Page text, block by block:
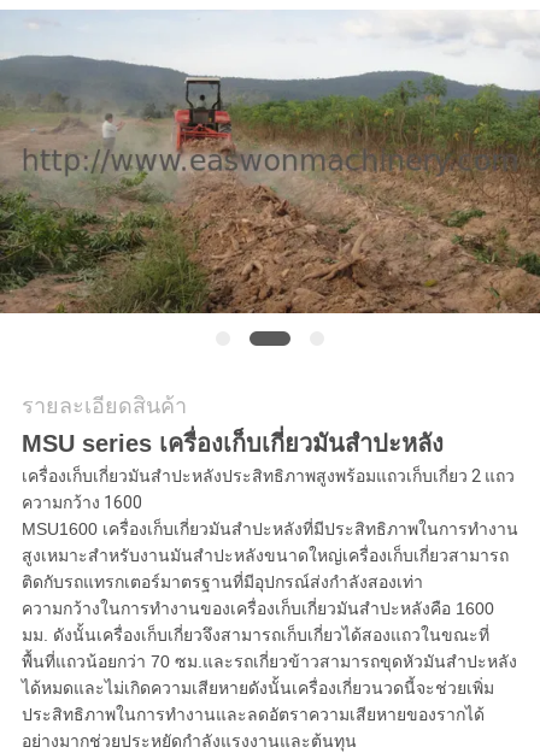
ขอ
ใบ
เสนอ
ราคา
แผนผัง
PRIVACY
POLICY
รายละเอียดสินค้า
MSU series เครื่องเก็บเกี่ยวมันสำปะหลัง
เครื่องเก็บเกี่ยวมันสำปะหลังประสิทธิภาพสูงพร้อมแถวเก็บเกี่ยว 2 แถว
ความกว้าง 1600
MSU1600 เครื่องเก็บเกี่ยวมันสำปะหลังที่มีประสิทธิภาพในการทำงาน
สูงเหมาะสำหรับงานมันสำปะหลังขนาดใหญ่เครื่องเก็บเกี่ยวสามารถ
ติดกับรถแทรกเตอร์มาตรฐานที่มีอุปกรณ์ส่งกำลังสองเท่า
ความกว้างในการทำงานของเครื่องเก็บเกี่ยวมันสำปะหลังคือ 1600
มม. ดังนั้นเครื่องเก็บเกี่ยวจึงสามารถเก็บเกี่ยวได้สองแถวในขณะที่
พื้นที่แถวน้อยกว่า 70 ซม.และรถเกี่ยวข้าวสามารถขุดหัวมันสำปะหลัง
ได้หมดและไม่เกิดความเสียหายดังนั้นเครื่องเกี่ยวนวดนี้จะช่วยเพิ่ม
ประสิทธิภาพในการทำงานและลดอัตราความเสียหายของรากได้
อย่างมากช่วยประหยัดกำลังแรงงานและต้นทุน